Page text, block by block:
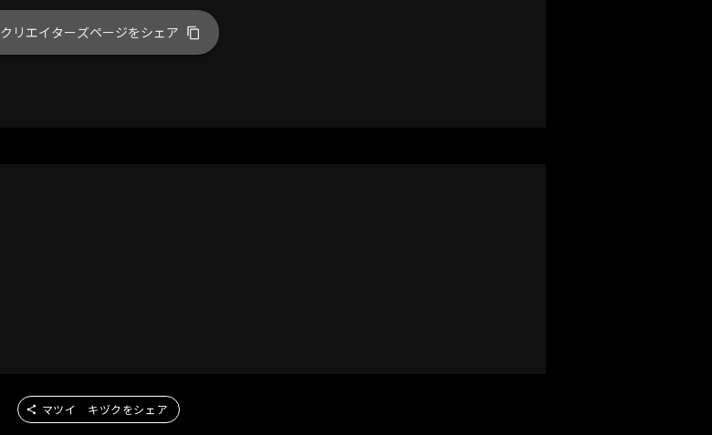
クリエイターズページをシェア
マツイ キヅクをシェア